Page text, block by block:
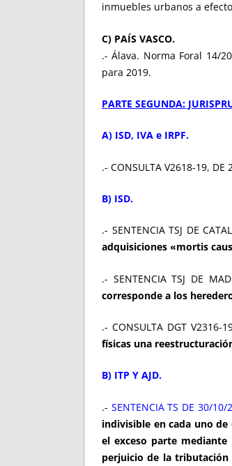
inmuebles urbanos a
C) PAÍS VASCO.
.- Álava. Norma Foral 14/
para 2019.
PARTE SEGUNDA:
A) ISD, IVA e IRPF.
.- CONSULTA V2618-19, DE
B) ISD.
.- SENTENCIA TSJ DE
adquisiciones «mortis
.- SENTENCIA TSJ DE
corresponde a los
.- CONSULTA DGT V2316-
físicas una
B) ITP Y AJD.
.- SENTENCIA TS DE 30/10/
indivisible en cada uno
el exceso parte
perjuicio de la tributación